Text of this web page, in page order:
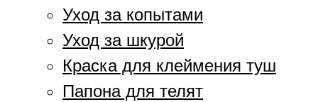
Уход за копытами
Уход за шкурой
Краска для клеймения туш
Папона для телят